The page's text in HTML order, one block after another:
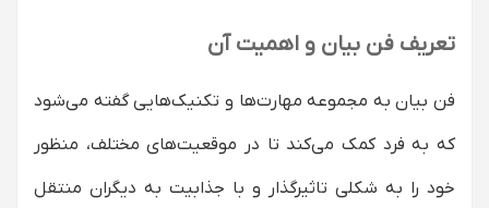
تعریف فن بیان و اهمیت آن
فن بیان به مجموعه مهارت‌ها و تکنیک‌هایی گفته می‌شود
که به فرد کمک می‌کند تا در موقعیت‌های مختلف، منظور
خود را به شکلی تاثیرگذار و با جذابیت به دیگران منتقل